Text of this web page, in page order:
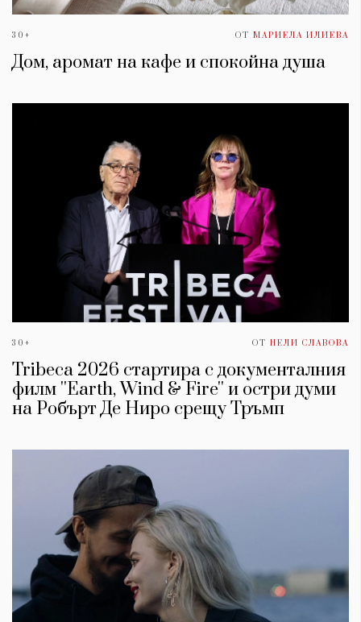
30+ ОТ МАРИЕЛА ИЛИЕВА
Дом, аромат на кафе и спокойна душа
30+ ОТ НЕЛИ СЛАВОВА
Tribeca 2026 стартира с документалния
филм ''Earth, Wind & Fire'' и остри думи
на Робърт Де Ниро срещу Тръмп
КАТЕГОРИИ
Wine&Dine
Подкасти
Мода
Dialogue
Изкуство
ЗА НАС
Условия за
ползване
За нас
Реклама
Политика за